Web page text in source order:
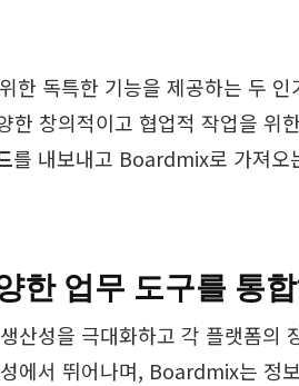
독특한 기능을 제공하는 두
창의적이고 협업적 작업을 위
를 내보내고 Boardmix로 가져오
한 업무 도구를 통
산성을 극대화하고 각 플랫폼
에서 뛰어나며, Boardmix는 정